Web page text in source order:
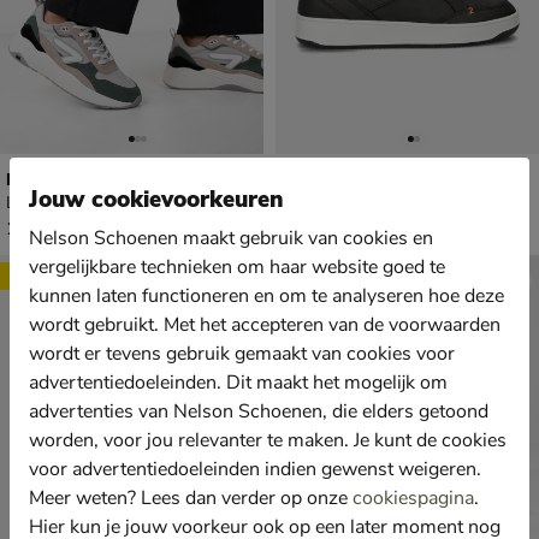
Hub Glide
Lage sneakers - multi
€ 129,99
129, 99
Hoge sneakers - zwart
€ 129,99
129,
Sale
Jouw cookievoorkeuren
Nelson Schoenen maakt gebruik van cookies en
vergelijkbare technieken om haar website goed te
kunnen laten functioneren en om te analyseren hoe deze
wordt gebruikt. Met het accepteren van de voorwaarden
wordt er tevens gebruik gemaakt van cookies voor
advertentiedoeleinden. Dit maakt het mogelijk om
advertenties van Nelson Schoenen, die elders getoond
worden, voor jou relevanter te maken. Je kunt de cookies
voor advertentiedoeleinden indien gewenst weigeren.
Meer weten? Lees dan verder op onzecookiespagina.
Hier kun je jouw voorkeur ook op een later moment nog